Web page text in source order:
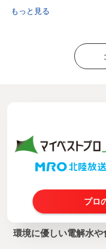
もっと見る
プロ
環境に優しい電解水